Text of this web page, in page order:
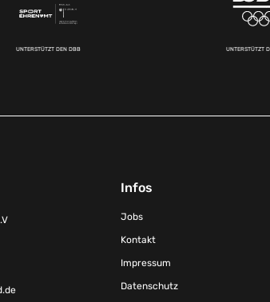
UNTERSTÜTZT DEN DBB UNTERSTÜTZT
Infos
Jobs
Kontakt
Impressum
Datenschutz